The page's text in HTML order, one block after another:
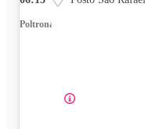
Poltrona